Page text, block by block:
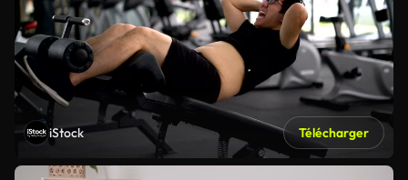
iStock Télécharger